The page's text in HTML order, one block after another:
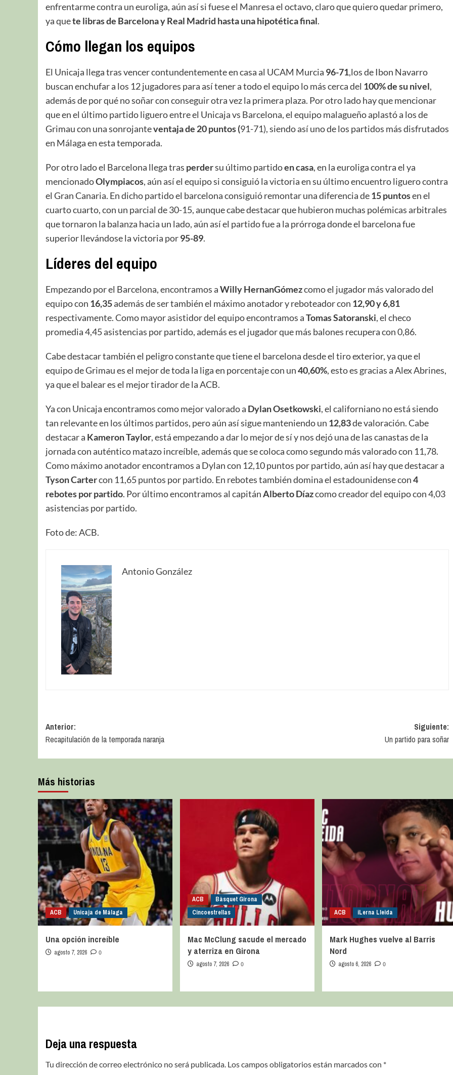
enfrentarme contra un euroliga, aún así si fuese el Manresa el octavo, claro que quiero quedar primero,
ya quete libras de Barcelona y Real Madrid hasta una hipotética final.
Cómo llegan los equipos
El Unicaja llega tras vencer contundentemente en casa al UCAM Murcia 96-71,los de Ibon Navarro
buscan enchufar a los 12 jugadores para así tener a todo el equipo lo más cerca del 100% de su nivel,
además de por qué no soñar con conseguir otra vez la primera plaza. Por otro lado hay que mencionar
que en el último partido liguero entre el Unicaja vs Barcelona, el equipo malagueño aplastó a los de
Grimau con una sonrojanteventaja de 20 puntos (91-71), siendo así uno de los partidos más disfrutados
en Málaga en esta temporada.
Por otro lado el Barcelona llega tras perdersu último partidoen casa, en la euroliga contra el ya
mencionadoOlympiacos, aún así el equipo si consiguió la victoria en su último encuentro liguero contra
el Gran Canaria. En dicho partido el barcelona consiguió remontar una diferencia de15 puntosen el
cuarto cuarto, con un parcial de 30-15, aunque cabe destacar que hubieron muchas polémicas arbitrales
que tornaron la balanza hacia un lado, aún así el partido fue a la prórroga donde el barcelona fue
superior llevándose la victoria por95-89.
Líderes del equipo
Empezando por el Barcelona, encontramos aWilly HernanGómezcomo el jugador más valorado del
equipo con 16,35además de ser también el máximo anotador y reboteador con 12,90 y 6,81
respectivamente. Como mayor asistidor del equipo encontramos aTomas Satoranski, el checo
promedia 4,45 asistencias por partido, además es el jugador que más balones recupera con 0,86.
Cabe destacar también el peligro constante que tiene el barcelona desde el tiro exterior, ya que el
equipo de Grimau es el mejor de toda la liga en porcentaje con un40,60%, esto es gracias a Alex Abrines,
ya que el balear es el mejor tirador de la ACB.
Ya con Unicaja encontramos como mejor valorado a Dylan Osetkowski, el californiano no está siendo
tan relevante en los últimos partidos, pero aún así sigue manteniendo un 12,83de valoración. Cabe
destacar a Kameron Taylor, está empezando a dar lo mejor de sí y nos dejó una de las canastas de la
jornada con auténtico matazo increíble, además que se coloca como segundo más valorado con 11,78.
Como máximo anotador encontramos a Dylan con 12,10 puntos por partido, aún así hay que destacar a
Tyson Cartercon 11,65 puntos por partido. En rebotes también domina el estadounidense con4
rebotes por partido. Por último encontramos al capitánAlberto Díazcomo creador del equipo con 4,03
asistencias por partido.
Foto de: ACB.
Antonio González
Anterior:
Recapitulación de la temporada naranja
Siguiente:
Un partido para soñar
Más historias
ACB Unicaja de Málaga
Una opción increíble
agosto 7, 2026 0
ACB
Bàsquet Girona
Cincoestrellas
Mac McClung sacude el mercado
y aterriza en Girona
agosto 7, 2026 0
ACB iLerna Lleida
Mark Hughes vuelve al Barris
Nord
agosto 6, 2026 0
Deja una respuesta
Tu dirección de correo electrónico no será publicada. Los campos obligatorios están marcados con *